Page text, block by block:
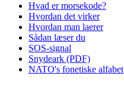
Hvad er morsekode?
Hvordan det virker
Hvordan man laerer
Sådan læser du
SOS-signal
Snydeark (PDF)
NATO's fonetiske alfabet